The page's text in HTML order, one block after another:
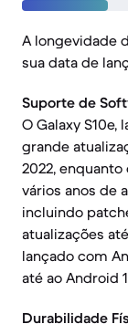
A longevidade
sua data de
Suporte de
O Galaxy S10e,
grande
2022, enquanto
vários anos de
incluindo
atualizações
lançado com
até ao Android
Durabilidade